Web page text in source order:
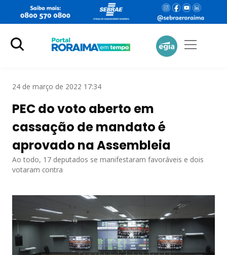
24 de março de 2022 17:34
PEC do voto aberto em
cassação de mandato é
aprovado na Assembleia
Ao todo, 17 deputados se manifestaram favoráveis e dois
votaram contra